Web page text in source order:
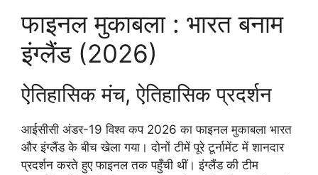
फाइनल मुकाबला : भारत बनाम
इंग्लैंड (2026)
ऐतिहासिक मंच, ऐतिहासिक प्रदर्शन
आईसीसी अंडर-19 विश्व कप 2026 का फाइनल मुकाबला भारत
और इंग्लैंड के बीच खेला गया। दोनों टीमें पूरे टूर्नामेंट में शानदार
प्रदर्शन करते हुए फाइनल तक पहुँची थीं। इंग्लैंड की टीम